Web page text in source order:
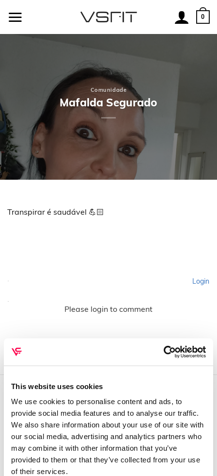
This website uses cookies
We use cookies to personalise content and ads, to
provide social media features and to analyse our traffic.
We also share information about your use of our site with
our social media, advertising and analytics partners who
may combine it with other information that you’ve
provided to them or that they’ve collected from your use
of their services.
0
Comunidade
Mafalda Segurado
Transpirar é saudável 💪🏻
Login
Please login to comment
QUEM SOMOS
Sobre mim
Contactos
Conta cliente
Recuperar Password